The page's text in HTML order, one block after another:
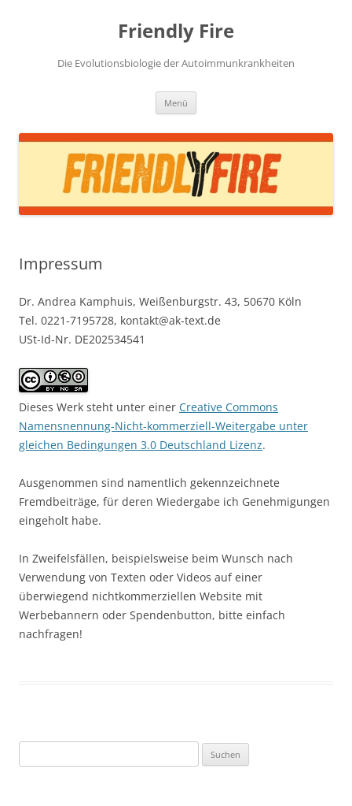
Friendly Fire
Die Evolutionsbiologie der Autoimmunkrankheiten
Menü
Impressum
Dr. Andrea Kamphuis, Weißenburgstr. 43, 50670 Köln
Tel. 0221-7195728, kontakt@ak-text.de
USt-Id-Nr. DE202534541
Dieses Werk steht unter einer Creative Commons
Namensnennung-Nicht-kommerziell-Weitergabe unter
gleichen Bedingungen 3.0 Deutschland Lizenz.
Ausgenommen sind namentlich gekennzeichnete
Fremdbeiträge, für deren Wiedergabe ich Genehmigungen
eingeholt habe.
In Zweifelsfällen, beispielsweise beim Wunsch nach
Verwendung von Texten oder Videos auf einer
überwiegend nichtkommerziellen Website mit
Werbebannern oder Spendenbutton, bitte einfach
nachfragen!
nach: